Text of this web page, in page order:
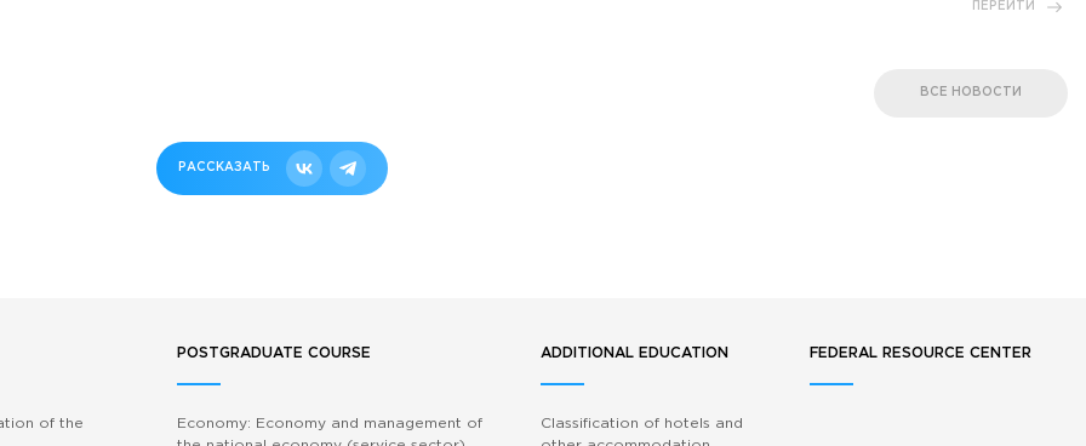
ПЕРЕЙТИ
ВСЕ НОВОСТИ
РАССКАЗАТЬ
of the
POSTGRADUATE COURSE
Economy: Economy and management of
ADDITIONAL EDUCATION
Classification of hotels and
FEDERAL RESOURCE CENTER